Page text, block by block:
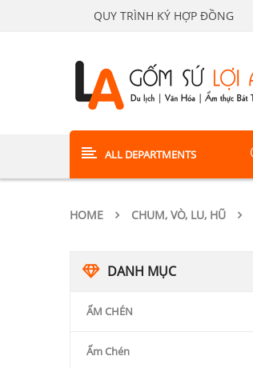
QUY TRÌNH KÝ HỢP ĐỒNG
ALL DEPARTMENTS
HOME CHUM, VÒ, LU, HŨ
DANH MỤC
ẤM CHÉN
Ấm Chén